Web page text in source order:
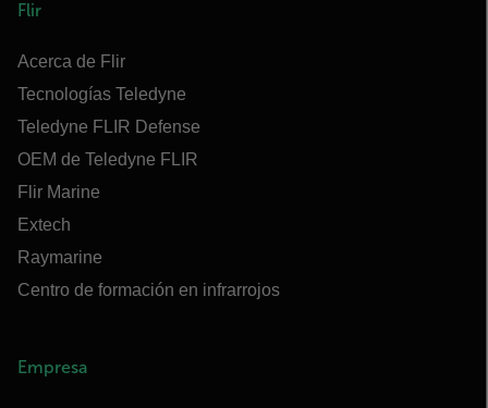
Flir
Acerca de Flir
Tecnologías Teledyne
Teledyne FLIR Defense
OEM de Teledyne FLIR
Flir Marine
Extech
Raymarine
Centro de formación en infrarrojos
Empresa